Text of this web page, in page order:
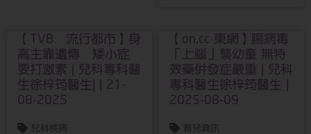
【TVB．流行都市】身
高主靠遺傳 矮小症
要打激素 | 兒科專科醫
生徐梓筠醫生| | 21-
08-2025
兒科疾病
【on.cc 東網】腸病毒
「上腦」襲幼童 無特
效藥併發症嚴重 | 兒科
專科醫生徐梓筠醫生 |
2025-08-09
育兒資訊